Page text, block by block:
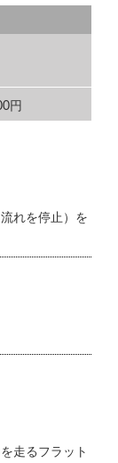
円
れを停止）を
走るフラット